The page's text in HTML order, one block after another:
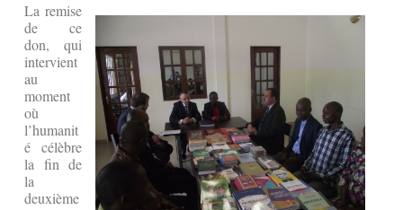
La remise
de ce
don, qui
intervient
au
moment
où
l’humanit
é célèbre
la fin de
la
deuxième